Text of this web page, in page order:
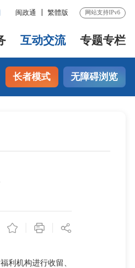
闽政通 繁體版 网站支持IPv6
互动交流 专题专栏
长者模式 无障碍浏览
利机构进行收留、